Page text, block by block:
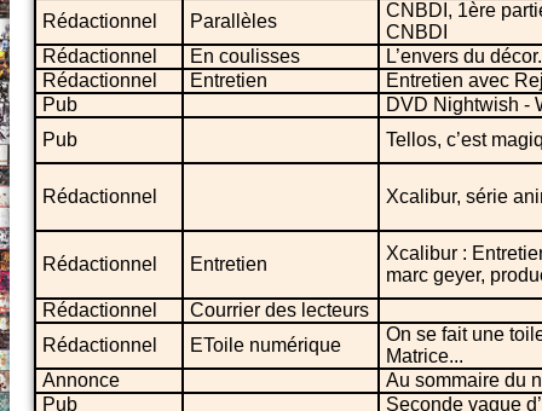
Rédactionnel Parallèles
CNBDI, 1ère
CNBDI
Rédactionnel
En coulisses
L’envers du
Rédactionnel
Entretien
Entretien avec
Pub
DVD Nightwish -
Pub
Tellos, c’est
Rédactionnel Xcalibur, série
Rédactionnel Entretien
Xcalibur :
marc geyer,
Rédactionnel
Courrier des lecteurs
Rédactionnel
EToile numérique
On se fait une
Matrice...
Annonce
Au sommaire du
Pub
Seconde vague